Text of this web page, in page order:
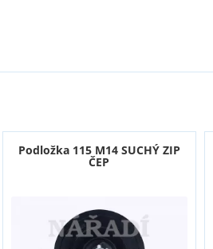
Podložka 115 M14 SUCHÝ ZIP
ČEP